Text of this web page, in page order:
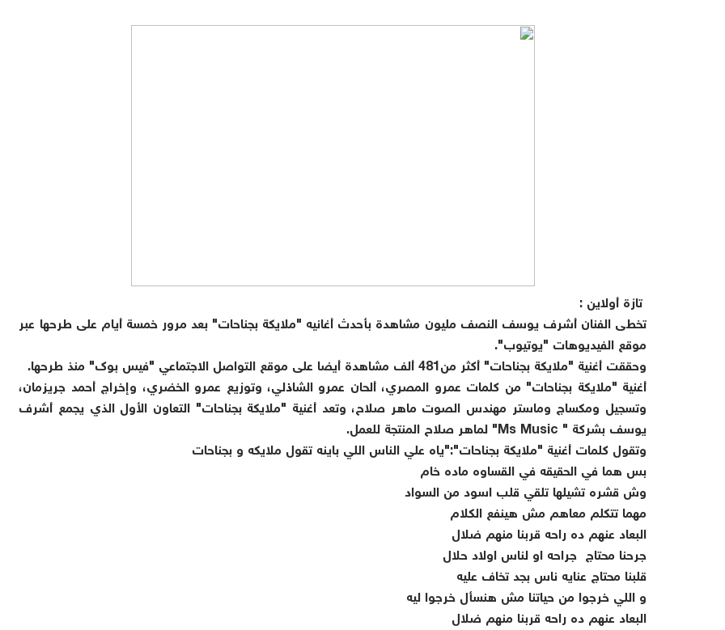
تازة أولاين :
تخطى الفنان أشرف يوسف النصف مليون مشاهدة بأحدث أغانيه "ملايكة بجناحات" بعد مرور خمسة أيام على طرحها عبر
موقع الفيديوهات "يوتيوب".
وحققت أغنية "ملايكة بجناحات" أكثر من481 ألف مشاهدة أيضا على موقع التواصل الاجتماعي "فيس بوك" منذ طرحها.
أغنية "ملايكة بجناحات" من كلمات عمرو المصري، ألحان عمرو الشاذلي، وتوزيع عمرو الخضري، وإخراج أحمد جريزمان،
وتسجيل ومكساج وماستر مهندس الصوت ماهر صلاح، وتعد أغنية "ملايكة بجناحات" التعاون الأول الذي يجمع أشرف
يوسف بشركة " Ms Music" لماهر صلاح المنتجة للعمل.
وتقول كلمات أغنية "ملايكة بجناحات":"ياه علي الناس اللي باينه تقول ملايكه و بجناحات
بس هما في الحقيقه في القساوه ماده خام
وش قشره تشيلها تلقي قلب اسود من السواد
مهما تتكلم معاهم مش هينفع الكلام
البعاد عنهم ده راحه قربنا منهم ضلال
جرحنا محتاج جراحه او لناس اولاد حلال
قلبنا محتاج عنايه ناس بجد تخاف عليه
و اللي خرجوا من حياتنا مش هنسأل خرجوا ليه
البعاد عنهم ده راحه قربنا منهم ضلال